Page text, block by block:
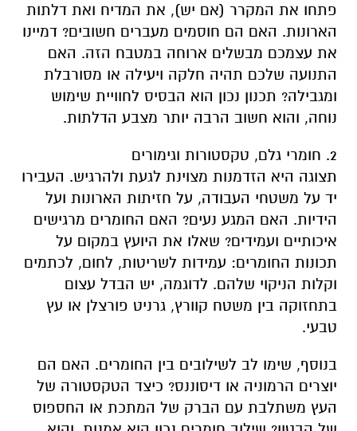
פתחו את המקרר (אם יש), את המדיח ואת דלתות
הארונות. האם הם חוסמים מעברים חשובים? דמיינו
את עצמכם מבשלים ארוחה במטבח הזה. האם
התנועה שלכם תהיה חלקה ויעילה או מסורבלת
ומגבילה? תכנון נכון הוא הבסיס לחוויית שימוש
נוחה, והוא חשוב הרבה יותר מצבע הדלתות.
2. חומרי גלם, טקסטורות וגימורים
תצוגה היא הזדמנות מצוינת לגעת ולהרגיש. העבירו
יד על משטחי העבודה, על חזיתות הארונות ועל
הידיות. האם המגע נעים? האם החומרים מרגישים
איכותיים ועמידים? שאלו את היועץ במקום על
תכונות החומרים: עמידות לשריטות, לחום, לכתמים
וקלות הניקוי שלהם. לדוגמה, יש הבדל עצום
בתחזוקה בין משטח קוורץ, גרניט פורצלן או עץ
טבעי.
בנוסף, שימו לב לשילובים בין החומרים. האם הם
יוצרים הרמוניה או דיסוננס? כיצד הטקסטורה של
העץ משתלבת עם הברק של המתכת או החספוס